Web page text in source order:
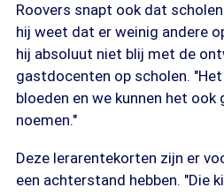
Roovers snapt ook dat
hij weet dat er weinig andere
hij absoluut niet blij met de
gastdocenten op scholen.
bloeden en we kunnen het ook
noemen."
Deze lerarentekorten zijn er
een achterstand hebben. "Die